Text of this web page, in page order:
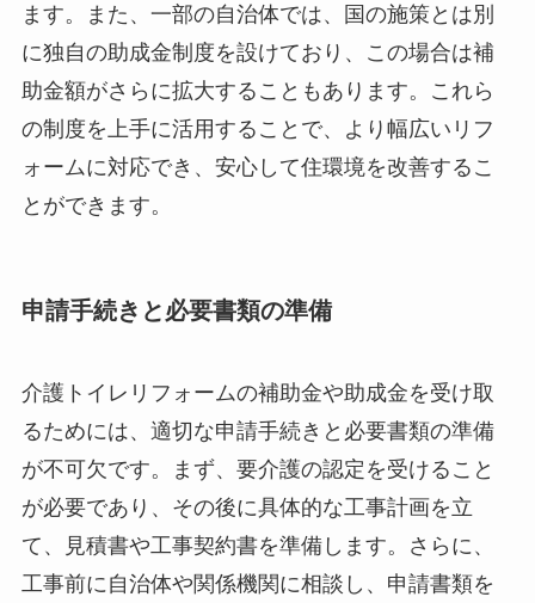
ます。また、一部の自治体では、国の施策とは別
に独自の助成金制度を設けており、この場合は補
助金額がさらに拡大することもあります。これら
の制度を上手に活用することで、より幅広いリフ
ォームに対応でき、安心して住環境を改善するこ
とができます。
申請手続きと必要書類の準備
介護トイレリフォームの補助金や助成金を受け取
るためには、適切な申請手続きと必要書類の準備
が不可欠です。まず、要介護の認定を受けること
が必要であり、その後に具体的な工事計画を立
て、見積書や工事契約書を準備します。さらに、
工事前に自治体や関係機関に相談し、申請書類を